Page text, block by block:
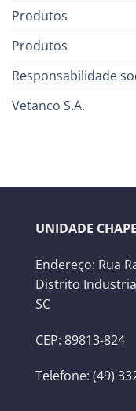
Produtos
Produtos
Responsabilidade
Vetanco S.A.
UNIDADE
Endereço: Rua
Distrito
SC
CEP: 89813-824
Telefone: (49)